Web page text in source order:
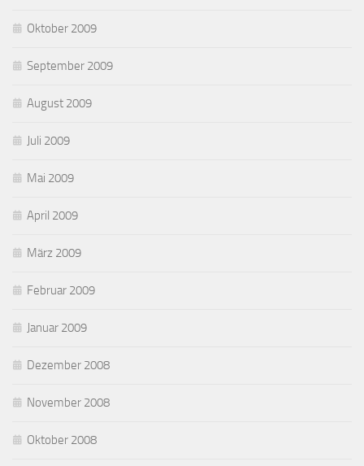
Oktober 2009
September 2009
August 2009
Juli 2009
Mai 2009
April 2009
März 2009
Februar 2009
Januar 2009
Dezember 2008
November 2008
Oktober 2008